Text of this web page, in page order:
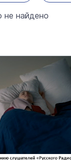
не найдено